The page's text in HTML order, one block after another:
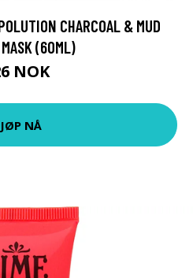
CHARCOAL & MUD
(60ML)
NOK
NÅ